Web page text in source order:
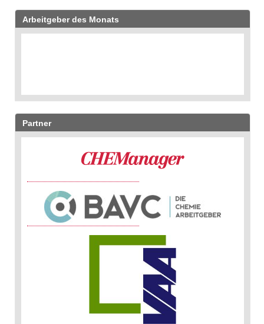
Arbeitgeber des Monats
Partner